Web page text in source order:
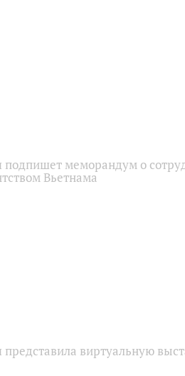
подпишет меморандум о
Вьетнама
виртуальную